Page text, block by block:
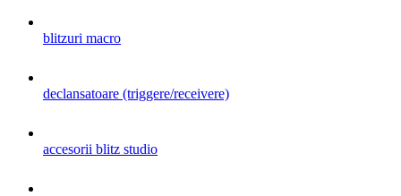
blitzuri macro
declansatoare (triggere/receivere)
accesorii blitz studio